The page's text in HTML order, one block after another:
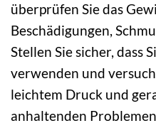
überprüfen Sie das
Beschädigungen,
Stellen Sie sicher, dass
verwenden und
leichtem Druck und
anhaltenden